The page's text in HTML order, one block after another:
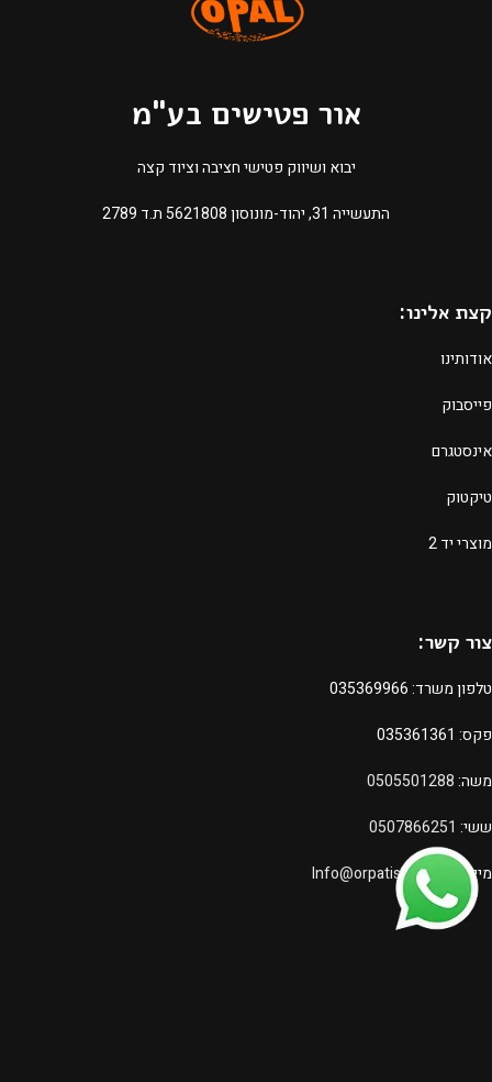
אור פטישים בע"מ
יבוא ושיווק פטישי חציבה וציוד קצה
התעשייה 31, יהוד-מונוסון 5621808 ת.ד 2789​
קצת אלינו:
אודותינו
פייסבוק
אינסטגרם
טיקטוק
מוצרי יד 2
צור קשר:
טלפון משרד:035369966
פקס: 035361361
משה:0505501288
ששי: 0507866251
מייל:
Info@orpatishim.com